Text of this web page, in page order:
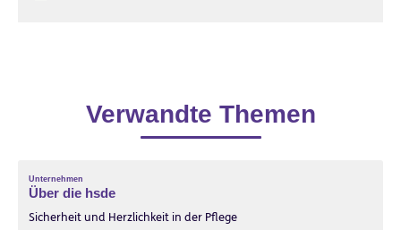
Verwandte Themen
Unternehmen
Über die hsde
Sicherheit und Herzlichkeit in der Pflege